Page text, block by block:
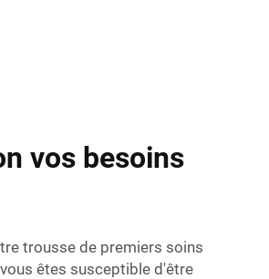
vos besoins
trousse de premiers soins
êtes susceptible d'être